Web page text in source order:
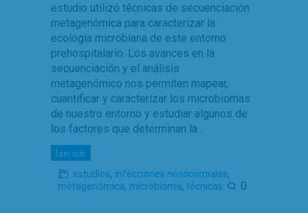
estudio utilizó técnicas de secuenciación
metagenómica para caracterizar la
ecología microbiana de este entorno
prehospitalario. Los avances en la
secuenciación y el análisis
metagenómico nos permiten mapear,
cuantificar y caracterizar los microbiomas
de nuestro entorno y estudiar algunos de
los factores que determinan la…
Leer más
estudios, infecciones nosocomiales,
metagenómica, microbioma, técnicas 0